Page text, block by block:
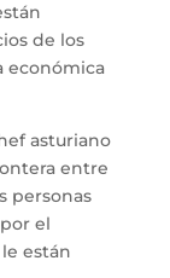
de los
económica
asturiano
entre
personas
el
están